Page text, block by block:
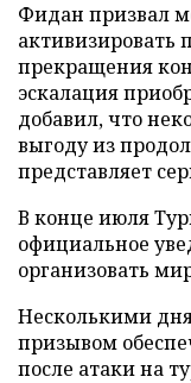
Фидан призвал
активизировать
прекращения
эскалация
добавил, что
выгоду из
представляет
В конце июля
официальное
организовать
Несколькими
призывом
после атаки на